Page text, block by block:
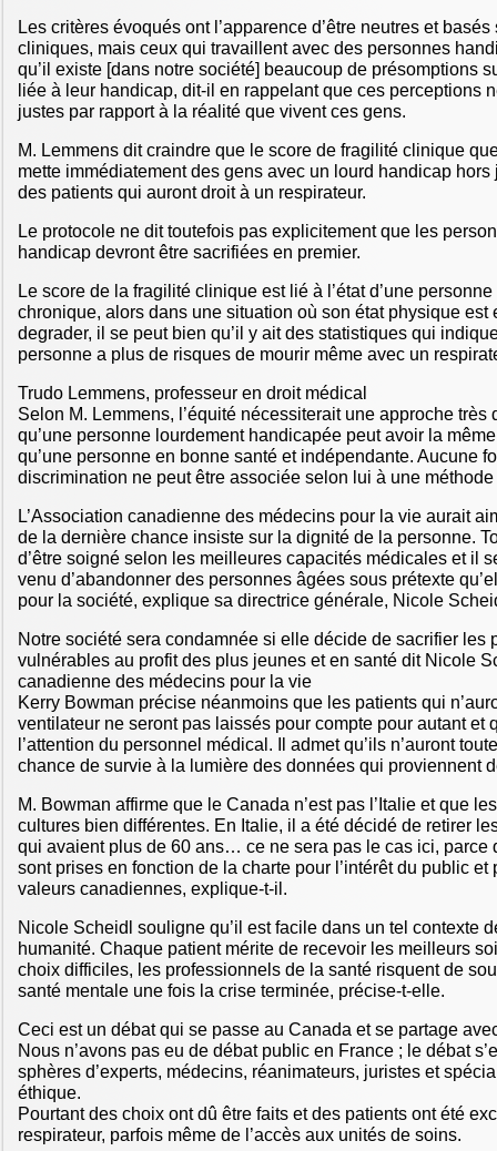
Les critères évoqués ont l’apparence d’être neutres et
cliniques, mais ceux qui travaillent avec des personnes
qu’il existe [dans notre société] beaucoup de présomptions
liée à leur handicap, dit-il en rappelant que ces perceptions
justes par rapport à la réalité que vivent ces gens.
M. Lemmens dit craindre que le score de fragilité clinique
mette immédiatement des gens avec un lourd handicap
des patients qui auront droit à un respirateur.
Le protocole ne dit toutefois pas explicitement que les
handicap devront être sacrifiées en premier.
Le score de la fragilité clinique est lié à l’état d’une
chronique, alors dans une situation où son état physique est
degrader, il se peut bien qu’il y ait des statistiques qui
personne a plus de risques de mourir même avec un
Trudo Lemmens, professeur en droit médical
Selon M. Lemmens, l’équité nécessiterait une approche très
qu’une personne lourdement handicapée peut avoir la
qu’une personne en bonne santé et indépendante. Aucune
discrimination ne peut être associée selon lui à une
L’Association canadienne des médecins pour la vie aurait
de la dernière chance insiste sur la dignité de la personne.
d’être soigné selon les meilleures capacités médicales et il
venu d’abandonner des personnes âgées sous prétexte
pour la société, explique sa directrice générale, Nicole
Notre société sera condamnée si elle décide de sacrifier les
vulnérables au profit des plus jeunes et en santé dit Nicole
canadienne des médecins pour la vie
Kerry Bowman précise néanmoins que les patients qui
ventilateur ne seront pas laissés pour compte pour autant et
l’attention du personnel médical. Il admet qu’ils n’auront
chance de survie à la lumière des données qui proviennent
M. Bowman affirme que le Canada n’est pas l’Italie et que
cultures bien différentes. En Italie, il a été décidé de retirer
qui avaient plus de 60 ans… ce ne sera pas le cas ici, parce
sont prises en fonction de la charte pour l’intérêt du public et
valeurs canadiennes, explique-t-il.
Nicole Scheidl souligne qu’il est facile dans un tel contexte
humanité. Chaque patient mérite de recevoir les meilleurs
choix difficiles, les professionnels de la santé risquent de
santé mentale une fois la crise terminée, précise-t-elle.
Ceci est un débat qui se passe au Canada et se partage
Nous n’avons pas eu de débat public en France ; le débat
sphères d’experts, médecins, réanimateurs, juristes et
éthique.
Pourtant des choix ont dû être faits et des patients ont été
respirateur, parfois même de l’accès aux unités de soins.